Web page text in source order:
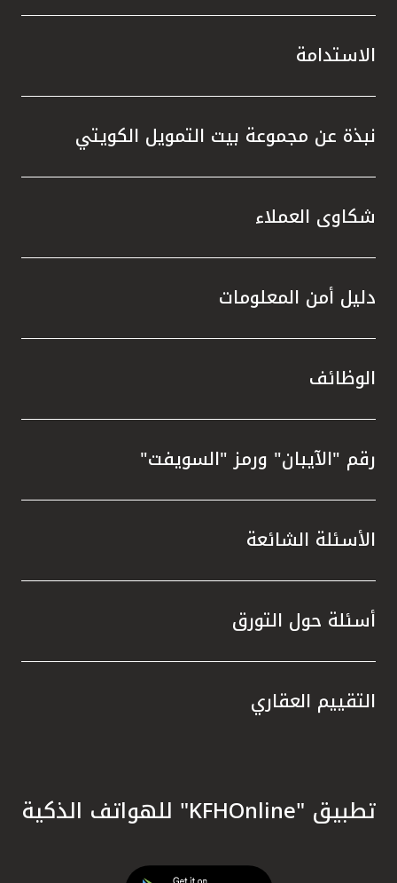
الاستدامة
نبذة عن مجموعة بيت التمويل الكويتي
شكاوى العملاء
دليل أمن المعلومات
الوظائف
رقم "الآيبان" ورمز "السويفت"
الأسئلة الشائعة
أسئلة حول التورق
التقييم العقاري
تطبيق "KFHOnline" للهواتف الذكية